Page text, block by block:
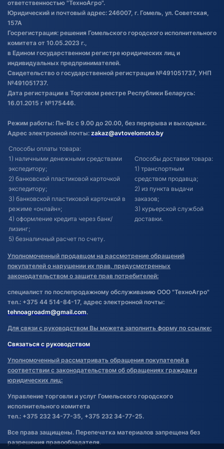
Обработка файлов cookie
Постановка транспорта на учет
Обновления в ЭПТС 2024
ответственностью "ТехноАгро".
Юридический и почтовый адрес: 246007, г. Гомель, ул. Советская,
157А
Госрегистрация: решения Гомельского городского исполнительного
комитета от 10.05.2023 г.,
в Едином государственном регистре юридических лиц и
индивидуальных предпринимателей.
Свидетельство о государственной регистрации №491051737, УНП
№491051737.
Дата регистрации в Торговом реестре Республики Беларусь:
16.01.2015 г №175446.
Режим работы: Пн-Вс с 9.00 до 20.00, без перерыва и выходных.
Адрес электронной почты: zakaz@avtovelomoto.by
Способы оплаты товара:
1) наличными денежными средствами
экспедитору;
2) банковской пластиковой карточкой
экспедитору;
3) банковской пластиковой карточкой в
режиме «онлайн»;
4) оформление кредита через банк/
лизинг;
5) безналичный расчет по счету.
Способы доставки товара:
1) транспортным
средством продавца;
2) из пункта выдачи
заказов;
3) курьерской службой
доставки.
Уполномоченный продавцом на рассмотрение обращений
покупателей о нарушении их прав, предусмотренных
законодательством о защите прав потребителей:
специалист по послепродажному обслуживанию ООО "ТехноАгро"
тел.: +375 44 514-84-17, адрес электронной почты:
tehnoagroadm@gmail.com.
Для связи с руководством Вы можете заполнить форму по ссылке:
Связаться с руководством
Уполномоченный рассматривать обращения покупателей в
соответствии с законодательством об обращениях граждан и
юридических лиц:
Управление торговли и услуг Гомельского городского
исполнительного комитета
тел.: +375 232 34-77-35, +375 232 34-77-25.
Все права защищены. Перепечатка материалов запрещена без
разрешения правообладателя.